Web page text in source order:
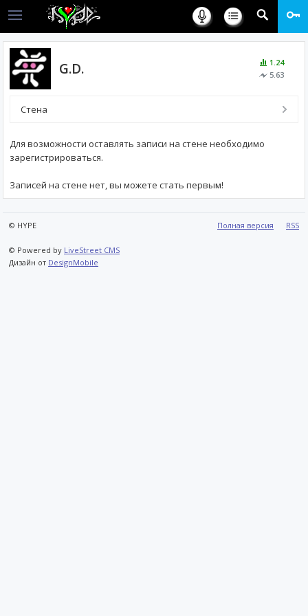
1.24
5.63
G.D.
Стена
Для возможности оставлять записи на стене необходимо
зарегистрироваться.
Записей на стене нет, вы можете стать первым!
Полная версия RSS
© HYPE
© Powered by LiveStreet CMS
Дизайн от DesignMobile